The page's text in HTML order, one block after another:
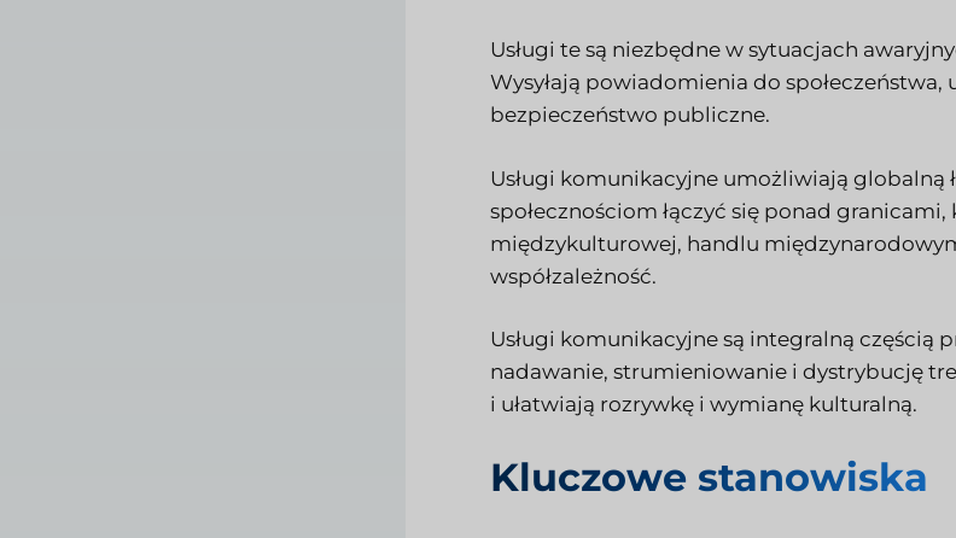
Usługi te są niezbędne w sytuacjach
Wysyłają powiadomienia do
bezpieczeństwo publiczne.
Usługi komunikacyjne umożliwiają globalną
społecznościom łączyć się ponad
międzykulturowej, handlu
współzależność.
Usługi komunikacyjne są integralną częścią
nadawanie, strumieniowanie i dystrybucję
i ułatwiają rozrywkę i wymianę kulturalną.
Kluczowe stanowiska